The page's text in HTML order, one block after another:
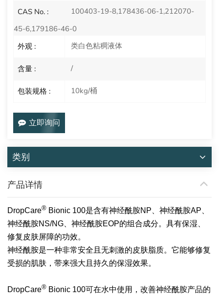
CAS No. :
100403-19-8,178436-06-1,212070-
45-6,179186-46-0
外观 :
类白色粘稠液体
含量 : /
包装规格 : 10kg/桶
立即询问
类别
产品详情
DropCare® Bionic 100是含有神经酰胺NP、神经酰胺AP、
神经酰胺NS/NG、神经酰胺EOP的组合成分。具有保湿、
修复皮肤屏障的功效。
神经酰胺是一种非常安全且无刺激的皮肤脂质。它能够修复
受损的肌肤，带来强大且持久的保湿效果。
DropCare® Bionic 100可在水中使用，改善神经酰胺产品的